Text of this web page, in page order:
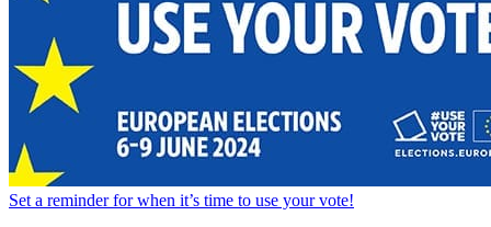
Set a reminderfor when it’s time to use your vote!